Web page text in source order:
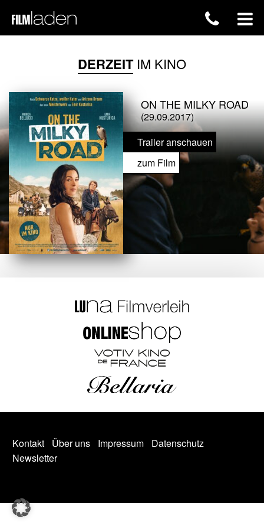
DERZEITIM KINO
ON THE MILKY ROAD
(29.09.2017)
Trailer anschauen
zum Film
Kontakt Über uns Impressum
Datenschutz
Newsletter